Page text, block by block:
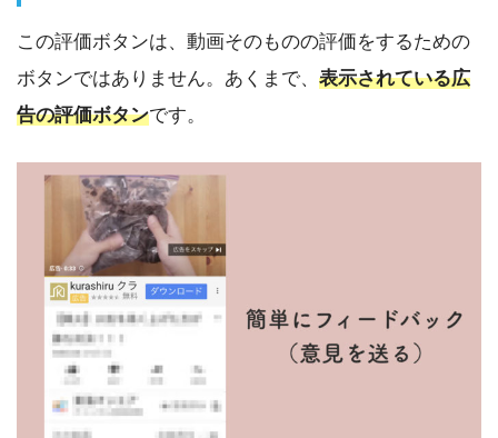
この評価ボタンは、動画そのものの評価をするための
ボタンではありません。あくまで、 表示されている広
告の評価ボタンです。